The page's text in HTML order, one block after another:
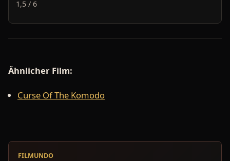
1,5 / 6
Ähnlicher Film:
Curse Of The Komodo
FILMUNDO